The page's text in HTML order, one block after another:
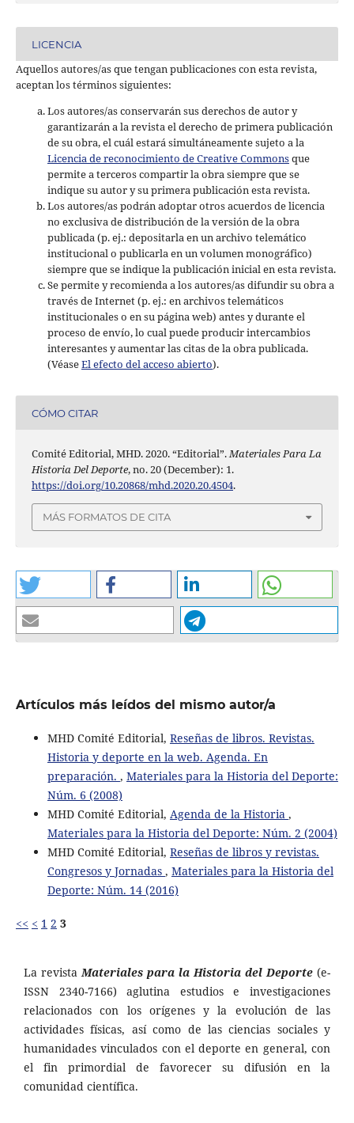
LICENCIA
Aquellos autores/as que tengan publicaciones con esta revista,
aceptan los términos siguientes:
Los autores/as conservarán sus derechos de autor y
garantizarán a la revista el derecho de primera publicación
de su obra, el cuál estará simultáneamente sujeto a la
Licencia de reconocimiento de Creative Commonsque
permite a terceros compartir la obra siempre que se
indique su autor y su primera publicación esta revista.
Los autores/as podrán adoptar otros acuerdos de licencia
no exclusiva de distribución de la versión de la obra
publicada (p. ej.: depositarla en un archivo telemático
institucional o publicarla en un volumen monográfico)
siempre que se indique la publicación inicial en esta revista.
Se permite y recomienda a los autores/as difundir su obra a
través de Internet (p. ej.: en archivos telemáticos
institucionales o en su página web) antes y durante el
proceso de envío, lo cual puede producir intercambios
interesantes y aumentar las citas de la obra publicada.
(VéaseEl efecto del acceso abierto).
CÓMO CITAR
Comité Editorial, MHD. 2020. “Editorial”.Materiales Para La
Historia Del Deporte, no. 20 (December): 1.
https://doi.org/10.20868/mhd.2020.20.4504.
MÁS FORMATOS DE CITA
Artículos más leídos del mismo autor/a
MHD Comité Editorial, Reseñas de libros. Revistas.
Historia y deporte en la web. Agenda. En
preparación. , Materiales para la Historia del Deporte:
Núm. 6 (2008)
MHD Comité Editorial, Agenda de la Historia ,
Materiales para la Historia del Deporte: Núm. 2 (2004)
MHD Comité Editorial, Reseñas de libros y revistas.
Congresos y Jornadas , Materiales para la Historia del
Deporte: Núm. 14 (2016)
<< < 1 2 3
La revista Materiales para la Historia del Deporte (e-
ISSN 2340-7166) aglutina estudios e investigaciones
relacionados con los orígenes y la evolución de las
actividades físicas, así como de las ciencias sociales y
humanidades vinculados con el deporte en general, con
el fin primordial de favorecer su difusión en la
comunidad científica.